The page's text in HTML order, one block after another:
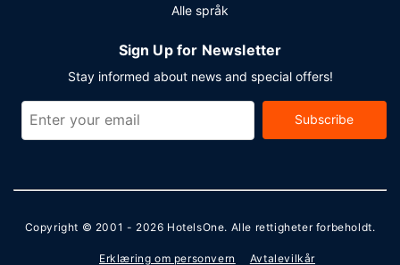
Alle språk
Sign Up for Newsletter
Stay informed about news and special offers!
Subscribe
Copyright © 2001 - 2026 HotelsOne. Alle rettigheter forbeholdt.
Erklæring om personvern Avtalevilkår